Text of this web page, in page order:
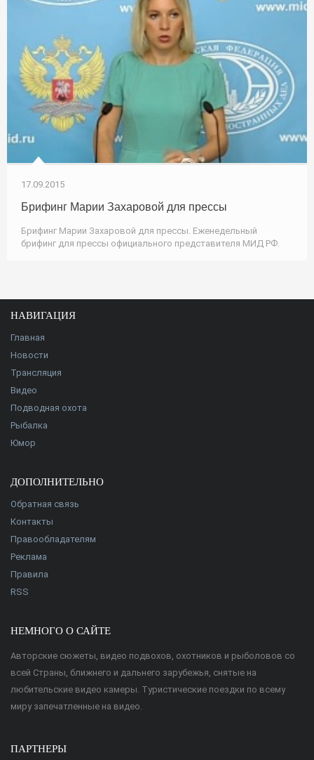
17.09.2015
Брифинг Марии Захаровой для прессы
Брифинг Марии Захаровой для прессы. Еженедельный
брифинг для прессы официального представителя МИД РФ.
НАВИГАЦИЯ
Главная
Новости
Трансляция
Видео
Подводная охота
Рыбалка
Юмор
ДОПОЛНИТЕЛЬНО
Обратная связь
Контакты
Правообладателям
Реклама
Правила
RSS
НЕМНОГО О САЙТЕ
Авторские сюжеты, видео подвохов, охотников и рыболовов со
всей Страны, ближнего и дальнего зарубежья, снятые на
любительские видео камеры. Туристические поездки по всему
миру запечатленные на видео.
ПАРТНЕРЫ